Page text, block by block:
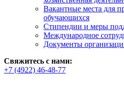
Вакантные места для
обучающихся
Стипендии и меры
Международное
Документы
Свяжитесь с нами:
+7 (4922) 46-48-77